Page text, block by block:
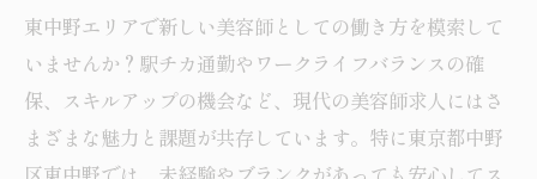
東中野エリアで新しい美容師としての働き方を模索して
いませんか？駅チカ通勤やワークライフバランスの確
保、スキルアップの機会など、現代の美容師求人にはさ
まざまな魅力と課題が共存しています。特に東京都中野